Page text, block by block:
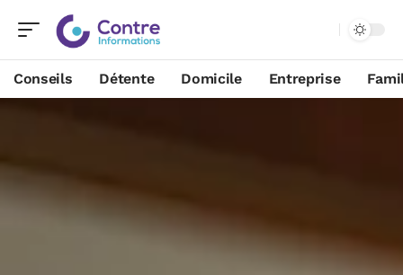
Conseils Détente Domicile Entreprise